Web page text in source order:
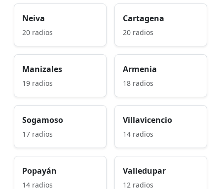
Neiva
20 radios
Cartagena
20 radios
Manizales
19 radios
Armenia
18 radios
Sogamoso
17 radios
Villavicencio
14 radios
Popayán
14 radios
Valledupar
12 radios